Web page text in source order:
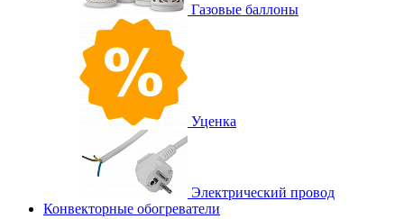
Газовые баллоны
Уценка
Электрический провод
Конвекторные обогреватели